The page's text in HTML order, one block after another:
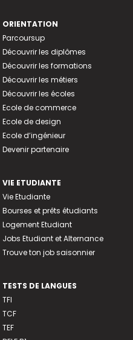
ORIENTATION
Parcoursup
Découvrir les diplômes
Découvrir les formations
Découvrir les métiers
Découvrir les écoles
Ecole de commerce
Ecole de design
Ecole d’ingénieur
Devenir partenaire
VIE ETUDIANTE
Vie Etudiante
Bourses et prêts étudiants
Logement Etudiant
Jobs Etudiant et Alternance
Trouve ton job saisonnier
TESTS DE LANGUES
TFI
TCF
TEF